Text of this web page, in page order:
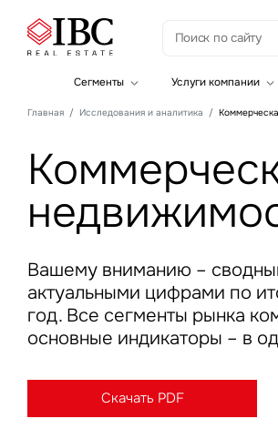
Сегменты
Складская недвижимость
Услуги компании
Земельные
Складская
Стратегический
Исследования и
Управление
Главная Исследования и аналитика
Скачать PDF
Вашему вниманию –
актуальными цифрами по
год. Все сегменты рынка
основные индикаторы – в